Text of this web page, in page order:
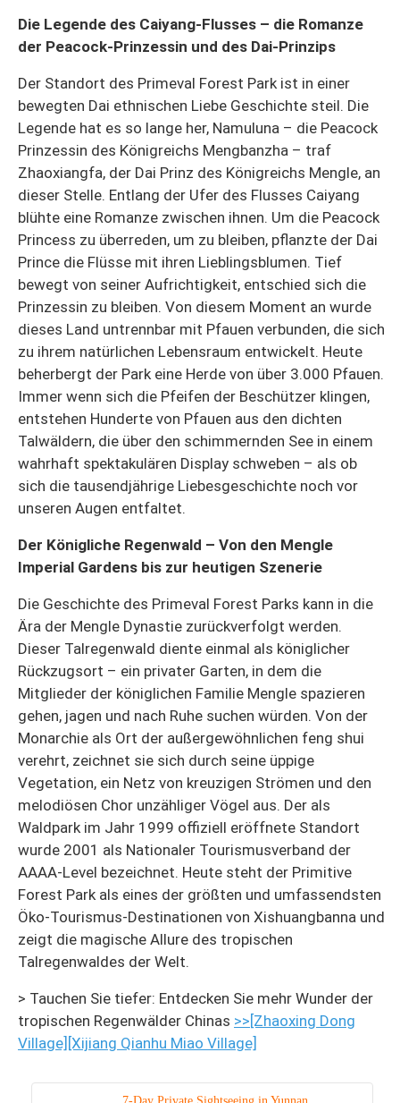
Die Legende des Caiyang-Flusses – die Romanze
der Peacock-Prinzessin und des Dai-Prinzips
Der Standort des Primeval Forest Park ist in einer
bewegten Dai ethnischen Liebe Geschichte steil. Die
Legende hat es so lange her, Namuluna – die Peacock
Prinzessin des Königreichs Mengbanzha – traf
Zhaoxiangfa, der Dai Prinz des Königreichs Mengle, an
dieser Stelle. Entlang der Ufer des Flusses Caiyang
blühte eine Romanze zwischen ihnen. Um die Peacock
Princess zu überreden, um zu bleiben, pflanzte der Dai
Prince die Flüsse mit ihren Lieblingsblumen. Tief
bewegt von seiner Aufrichtigkeit, entschied sich die
Prinzessin zu bleiben. Von diesem Moment an wurde
dieses Land untrennbar mit Pfauen verbunden, die sich
zu ihrem natürlichen Lebensraum entwickelt. Heute
beherbergt der Park eine Herde von über 3.000 Pfauen.
Immer wenn sich die Pfeifen der Beschützer klingen,
entstehen Hunderte von Pfauen aus den dichten
Talwäldern, die über den schimmernden See in einem
wahrhaft spektakulären Display schweben – als ob
sich die tausendjährige Liebesgeschichte noch vor
unseren Augen entfaltet.
Der Königliche Regenwald – Von den Mengle
Imperial Gardens bis zur heutigen Szenerie
Die Geschichte des Primeval Forest Parks kann in die
Ära der Mengle Dynastie zurückverfolgt werden.
Dieser Talregenwald diente einmal als königlicher
Rückzugsort – ein privater Garten, in dem die
Mitglieder der königlichen Familie Mengle spazieren
gehen, jagen und nach Ruhe suchen würden. Von der
Monarchie als Ort der außergewöhnlichen feng shui
verehrt, zeichnet sie sich durch seine üppige
Vegetation, ein Netz von kreuzigen Strömen und den
melodiösen Chor unzähliger Vögel aus. Der als
Waldpark im Jahr 1999 offiziell eröffnete Standort
wurde 2001 als Nationaler Tourismusverband der
AAAA-Level bezeichnet. Heute steht der Primitive
Forest Park als eines der größten und umfassendsten
Öko-Tourismus-Destinationen von Xishuangbanna und
zeigt die magische Allure des tropischen
Talregenwaldes der Welt.
> Tauchen Sie tiefer: Entdecken Sie mehr Wunder der
tropischen Regenwälder Chinas >>[Zhaoxing Dong
Village] [Xijiang Qianhu Miao Village]